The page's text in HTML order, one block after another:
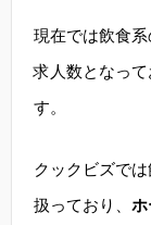
現在では飲食
求人数となっ
す。
クックビズで
扱っており、 ホ